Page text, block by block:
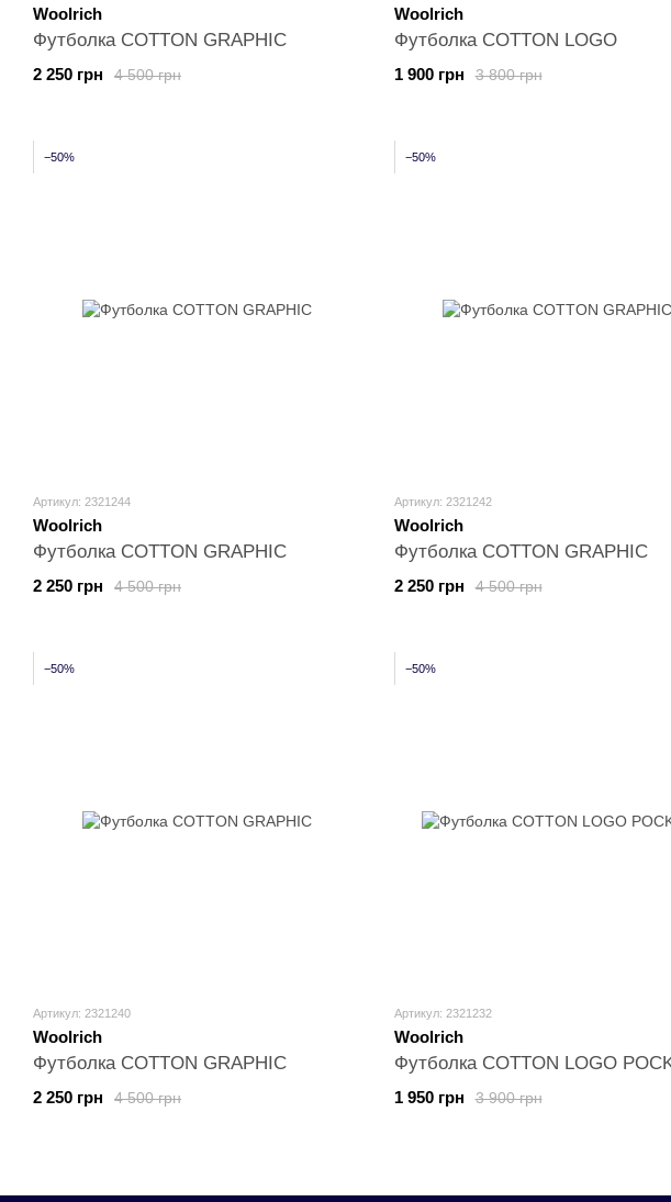
Woolrich
Футболка COTTON GRAPHIC
4 500 грн
2 250 грн
Woolrich
Футболка COTTON LOGO
3 800 грн
1 900 грн
−50%
Артикул: 2321244
Woolrich
Футболка COTTON GRAPHIC
4 500 грн
2 250 грн
−50%
Артикул: 2321242
Woolrich
Футболка COTTON GRAPHIC
4 500 грн
2 250 грн
−50%
Артикул: 2321240
Woolrich
Футболка COTTON GRAPHIC
4 500 грн
2 250 грн
−50%
Артикул: 2321232
Woolrich
Футболка COTTON LOGO
3 900 грн
1 950 грн